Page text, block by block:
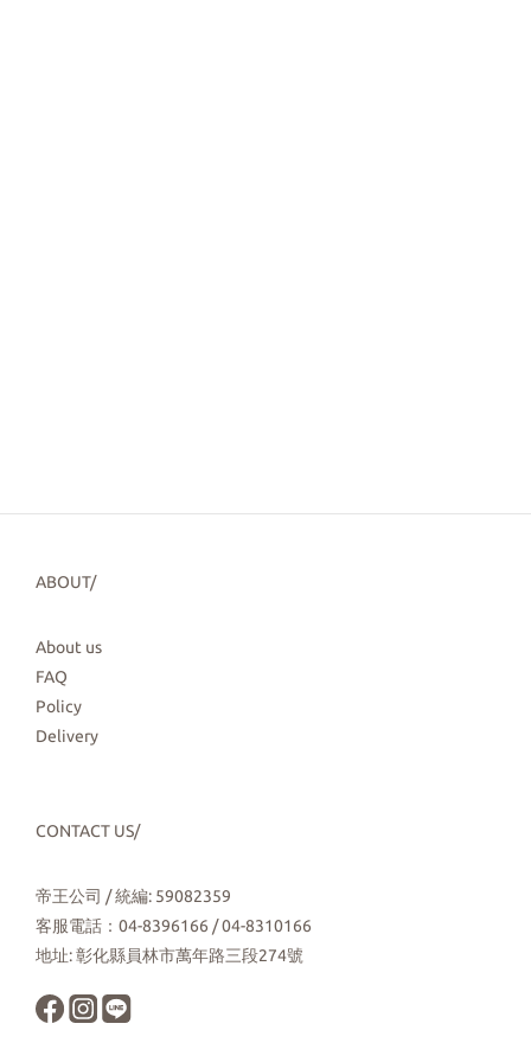
ABOUT/
About us
FAQ
Policy
Delivery
CONTACT US/
帝王公司 / 統編: 59082359
客服電話：04-8396166 / 04-8310166
地址: 彰化縣員林市萬年路三段274號